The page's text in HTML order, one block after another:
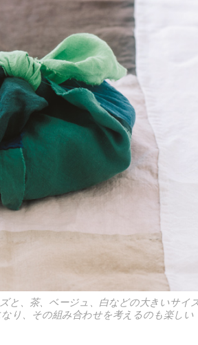
と、茶、ベージュ、白などの大きいサイ
り、その組み合わせを考えるのも楽しい